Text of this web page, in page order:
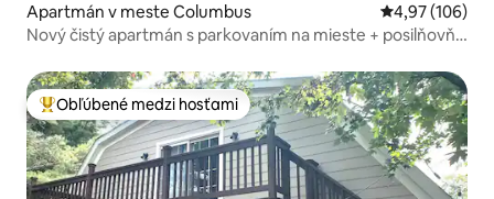
Apartmán v meste Columbus Priemerné
4,97 (106)
Nový čistý apartmán s parkovaním na mieste + posilňovňa
Najobľúbenejšie medzi hosťami
Obľúbené medzi hosťami